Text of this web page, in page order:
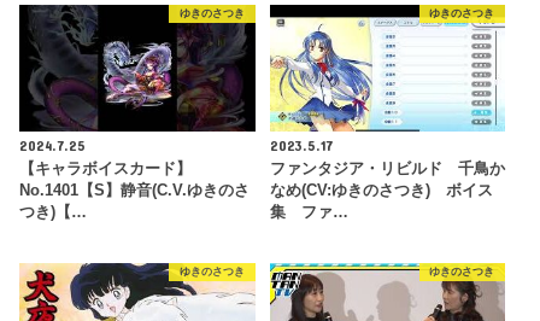
ゆきのさつき
2024.7.25
【キャラボイスカード】
No.1401【S】静音(C.V.ゆきのさ
つき)【…
ゆきのさつき
2023.5.17
ファンタジア・リビルド 千鳥か
なめ(CV:ゆきのさつき) ボイス
集 ファ…
ゆきのさつき ゆきのさつき